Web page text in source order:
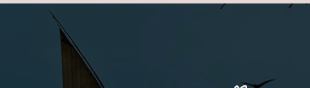
Skip to main content